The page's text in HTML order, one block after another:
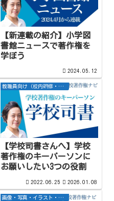
【新連載の紹介】小学図
書館ニュースで著作権を
学ぼう
2024.05.12
教職員向け（校内研修・啓蒙）
【学校司書さんへ】学校
著作権のキーパーソンに
お願いしたい3つの役割
2022.06.25 2026.01.08
画像・写真・イラスト・キャラクター